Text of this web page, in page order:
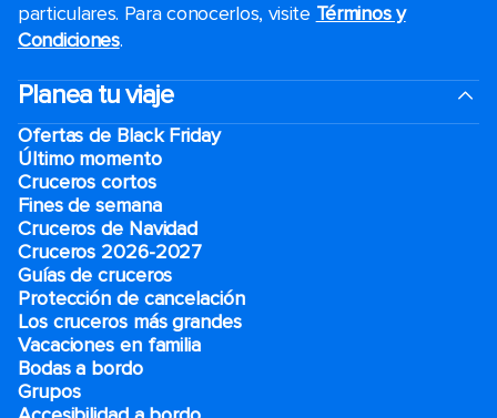
particulares. Para conocerlos, visite Términos y
Condiciones.
Planea tu viaje
Ofertas de Black Friday
Último momento
Cruceros cortos
Fines de semana
Cruceros de Navidad
Cruceros 2026-2027
Guías de cruceros
Protección de cancelación
Los cruceros más grandes
Vacaciones en familia
Bodas a bordo
Grupos